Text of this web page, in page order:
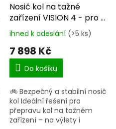
Nosič kol na tažné
zařízení VISION 4 - pro 4
kola CF19591-4EFA
Průměrné
produktu
4,8
5
hvězdiček.
ihned k odeslání (>5 ks)
7 898 Kč
Do košíku
🚲 Bezpečný a stabilní nosič
kol Ideální řešení pro
přepravu kol na tažném
zařízení – na výlety i